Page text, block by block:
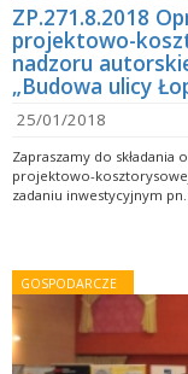
ZP.271.8.2018
projektowo-
nadzoru
„Budowa ulicy
25/01/2018
Zapraszamy do składania
projektowo-
zadaniu inwestycyjnym
GOSPODARCZE